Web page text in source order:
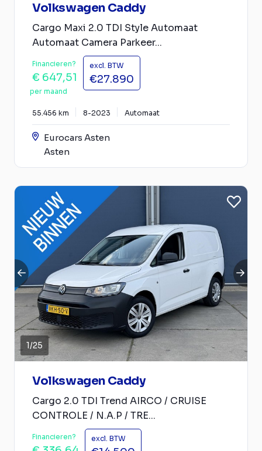
Volkswagen Caddy
Cargo Maxi 2.0 TDI Style Automaat
Automaat Camera Parkeer...
Financieren?
€ 647,51
per maand
excl. BTW
€27.890
55.456 km 8-2023 Automaat
Eurocars Asten
Asten
1/25
Volkswagen Caddy
Cargo 2.0 TDI Trend AIRCO / CRUISE
CONTROLE / N.A.P / TRE...
Financieren? excl. BTW